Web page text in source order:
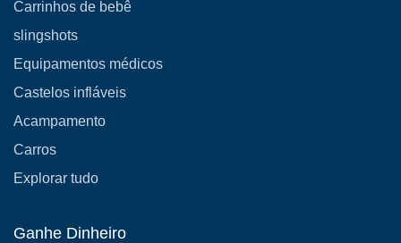
Carrinhos de bebê
slingshots
Equipamentos médicos
Castelos infláveis
Acampamento
Carros
Explorar tudo
Ganhe Dinheiro